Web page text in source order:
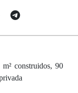
construidos, 90